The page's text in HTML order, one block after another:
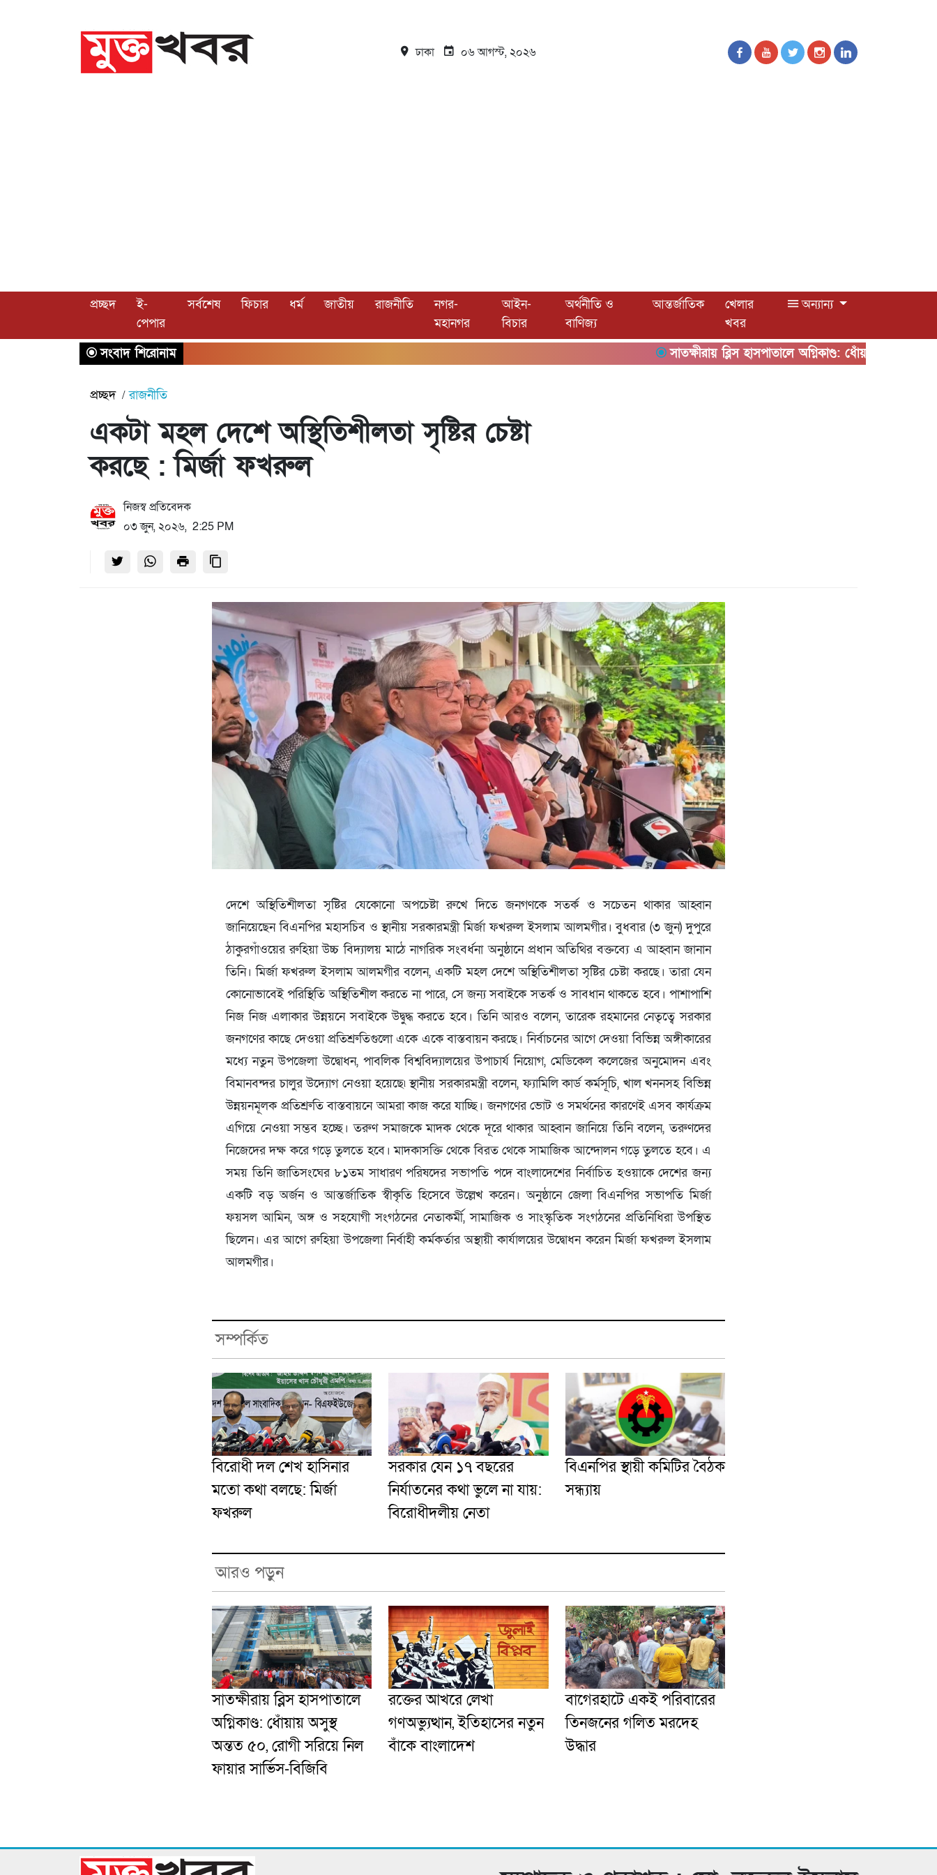
ঢাকা ০৬ আগস্ট, ২০২৬
প্রচ্ছদ
ই-
পেপার
সর্বশেষ ফিচার ধর্ম জাতীয় রাজনীতি
নগর-
মহানগর
আইন-
বিচার
অর্থনীতি ও
বাণিজ্য
আন্তর্জাতিক
খেলার
খবর
অন্যান্য
সংবাদ শিরোনাম সাতক্ষীরায় ব্লিস হাসপাতালে অগ্নিকাণ্ড: ধোঁয়ায় অসুস্থ অন্তত ৫০,
প্রচ্ছদ রাজনীতি
একটা মহল দেশে অস্থিতিশীলতা সৃষ্টির চেষ্টা
করছে : মির্জা ফখরুল
নিজস্ব প্রতিবেদক
০৩ জুন, ২০২৬, 2:25 PM
দেশে অস্থিতিশীলতা সৃষ্টির যেকোনো অপচেষ্টা রুখে দিতে জনগণকে সতর্ক ও সচেতন থাকার আহ্বান
জানিয়েছেন বিএনপির মহাসচিব ও স্থানীয় সরকারমন্ত্রী মির্জা ফখরুল ইসলাম আলমগীর। বুধবার (৩ জুন) দুপুরে
ঠাকুরগাঁওয়ের রুহিয়া উচ্চ বিদ্যালয় মাঠে নাগরিক সংবর্ধনা অনুষ্ঠানে প্রধান অতিথির বক্তব্যে এ আহ্বান জানান
তিনি। মির্জা ফখরুল ইসলাম আলমগীর বলেন, একটি মহল দেশে অস্থিতিশীলতা সৃষ্টির চেষ্টা করছে। তারা যেন
কোনোভাবেই পরিস্থিতি অস্থিতিশীল করতে না পারে, সে জন্য সবাইকে সতর্ক ও সাবধান থাকতে হবে। পাশাপাশি
নিজ নিজ এলাকার উন্নয়নে সবাইকে উদ্বুদ্ধ করতে হবে। তিনি আরও বলেন, তারেক রহমানের নেতৃত্বে সরকার
জনগণের কাছে দেওয়া প্রতিশ্রুতিগুলো একে একে বাস্তবায়ন করছে। নির্বাচনের আগে দেওয়া বিভিন্ন অঙ্গীকারের
মধ্যে নতুন উপজেলা উদ্বোধন, পাবলিক বিশ্ববিদ্যালয়ের উপাচার্য নিয়োগ, মেডিকেল কলেজের অনুমোদন এবং
বিমানবন্দর চালুর উদ্যোগ নেওয়া হয়েছে৷ স্থানীয় সরকারমন্ত্রী বলেন, ফ্যামিলি কার্ড কর্মসূচি, খাল খননসহ বিভিন্ন
উন্নয়নমূলক প্রতিশ্রুতি বাস্তবায়নে আমরা কাজ করে যাচ্ছি। জনগণের ভোট ও সমর্থনের কারণেই এসব কার্যক্রম
এগিয়ে নেওয়া সম্ভব হচ্ছে। তরুণ সমাজকে মাদক থেকে দূরে থাকার আহ্বান জানিয়ে তিনি বলেন, তরুণদের
নিজেদের দক্ষ করে গড়ে তুলতে হবে। মাদকাসক্তি থেকে বিরত থেকে সামাজিক আন্দোলন গড়ে তুলতে হবে। এ
সময় তিনি জাতিসংঘের ৮১তম সাধারণ পরিষদের সভাপতি পদে বাংলাদেশের নির্বাচিত হওয়াকে দেশের জন্য
একটি বড় অর্জন ও আন্তর্জাতিক স্বীকৃতি হিসেবে উল্লেখ করেন। অনুষ্ঠানে জেলা বিএনপির সভাপতি মির্জা
ফয়সল আমিন, অঙ্গ ও সহযোগী সংগঠনের নেতাকর্মী, সামাজিক ও সাংস্কৃতিক সংগঠনের প্রতিনিধিরা উপস্থিত
ছিলেন। এর আগে রুহিয়া উপজেলা নির্বাহী কর্মকর্তার অস্থায়ী কার্যালয়ের উদ্বোধন করেন মির্জা ফখরুল ইসলাম
আলমগীর।
সম্পর্কিত
বিরোধী দল শেখ হাসিনার
মতো কথা বলছে: মির্জা
ফখরুল
সরকার যেন ১৭ বছরের
নির্যাতনের কথা ভুলে না যায়:
বিরোধীদলীয় নেতা
বিএনপির স্থায়ী কমিটির বৈঠক
সন্ধ্যায়
আরও পড়ুন
সাতক্ষীরায় ব্লিস হাসপাতালে
অগ্নিকাণ্ড: ধোঁয়ায় অসুস্থ
অন্তত ৫০, রোগী সরিয়ে নিল
ফায়ার সার্ভিস-বিজিবি
রক্তের আখরে লেখা
গণঅভ্যুত্থান, ইতিহাসের নতুন
বাঁকে বাংলাদেশ
‎বাগেরহাটে একই পরিবারের
তিনজনের গলিত মরদেহ
উদ্ধার